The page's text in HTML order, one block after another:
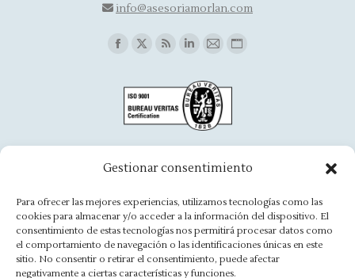
Gestionar consentimiento
Para ofrecer las mejores experiencias, utilizamos tecnologías como las
cookies para almacenar y/o acceder a la información del dispositivo. El
consentimiento de estas tecnologías nos permitirá procesar datos como
el comportamiento de navegación o las identificaciones únicas en este
sitio. No consentir o retirar el consentimiento, puede afectar
negativamente a ciertas características y funciones.
info@asesoriamorlan.com
Facebook
opens
X
opens
in
Rss
opens
in
Linkedin
opens
in
new
Mail
opens
in
Website
(+34) 974 500 949
ainsa@asesoriamorlan.com